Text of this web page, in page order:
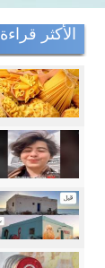
الأكثر قراءة